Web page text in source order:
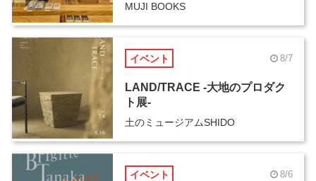
MUJI BOOKS
イベント 8/7
LAND/TRACE -大地のプロダク
ト展-
土のミュージアムSHIDO
イベント 8/6